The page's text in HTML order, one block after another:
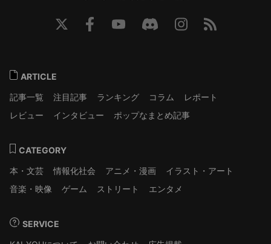
ARTICLE
記事一覧
注目記事 ランキング コラム
レポート
レビュー
インタビュー ポップなまとめ記事
CATEGORY
本・文芸
情報化社会 アニメ・漫画
イラスト・アート
音楽・映像
ゲーム ストリート エンタメ
SERVICE